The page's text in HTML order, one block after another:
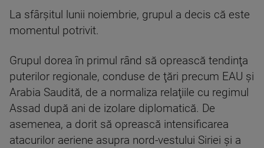
La sfârşitul lunii noiembrie, grupul a decis că este
momentul potrivit.
Grupul dorea în primul rând să oprească tendinţa
puterilor regionale, conduse de ţări precum EAU şi
Arabia Saudită, de a normaliza relaţiile cu regimul
Assad după ani de izolare diplomatică. De
asemenea, a dorit să oprească intensificarea
atacurilor aeriene asupra nord-vestului Siriei şi a